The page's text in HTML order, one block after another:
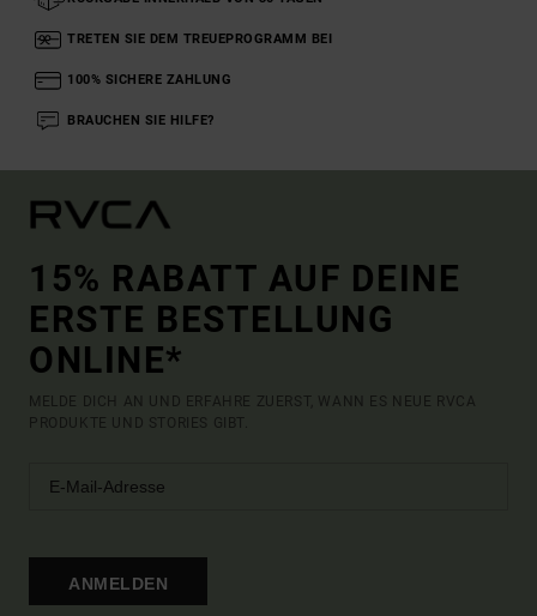
TRETEN SIE DEM TREUEPROGRAMM BEI
100% SICHERE ZAHLUNG
BRAUCHEN SIE HILFE?
15% RABATT AUF DEINE
ERSTE BESTELLUNG
ONLINE*
MELDE DICH AN UND ERFAHRE ZUERST, WANN ES NEUE RVCA
PRODUKTE UND STORIES GIBT.
ANMELDEN